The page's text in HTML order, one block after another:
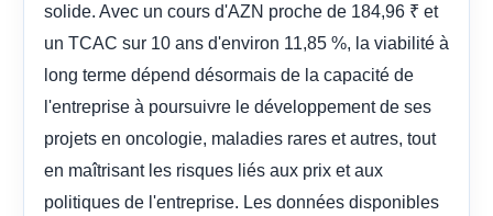
solide. Avec un cours d'AZN proche de 184,96 ₹ et
un TCAC sur 10 ans d'environ 11,85 %, la viabilité à
long terme dépend désormais de la capacité de
l'entreprise à poursuivre le développement de ses
projets en oncologie, maladies rares et autres, tout
en maîtrisant les risques liés aux prix et aux
politiques de l'entreprise. Les données disponibles